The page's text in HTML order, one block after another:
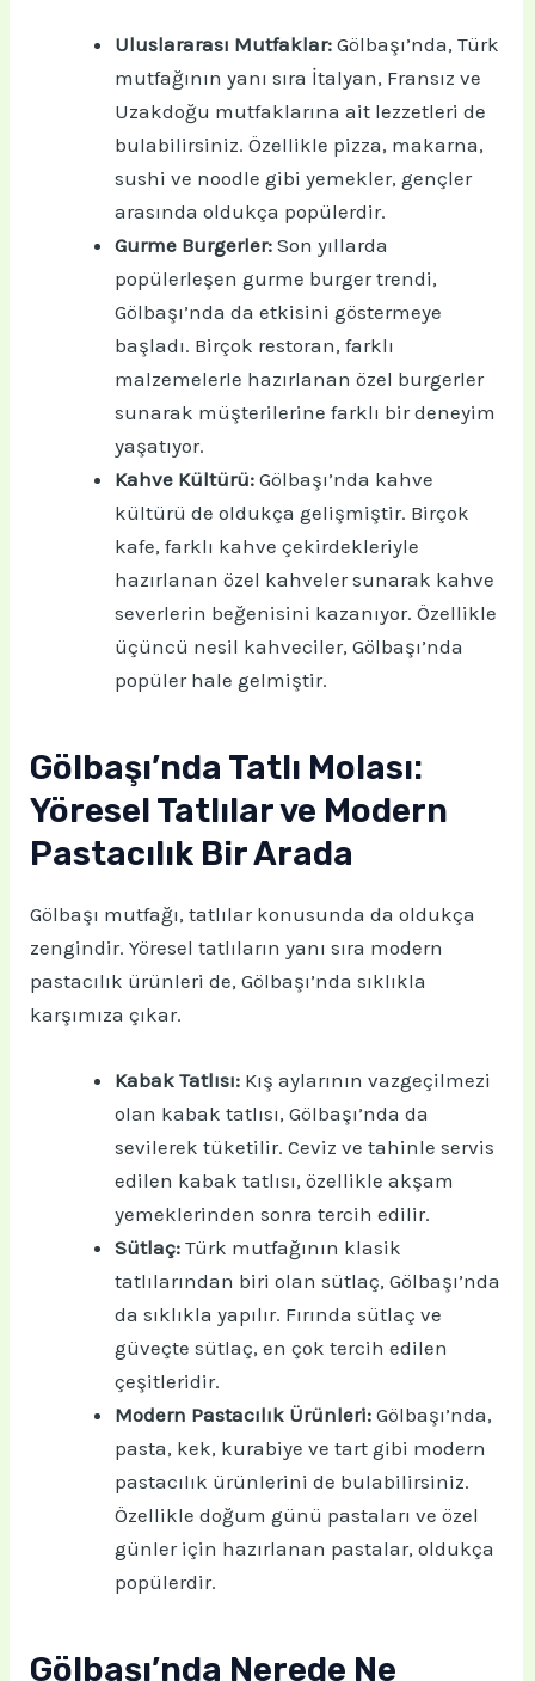
Uluslararası Mutfaklar: Gölbaşı’nda, Türk
mutfağının yanı sıra İtalyan, Fransız ve
Uzakdoğu mutfaklarına ait lezzetleri de
bulabilirsiniz. Özellikle pizza, makarna,
sushi ve noodle gibi yemekler, gençler
arasında oldukça popülerdir.
Gurme Burgerler: Son yıllarda
popülerleşen gurme burger trendi,
Gölbaşı’nda da etkisini göstermeye
başladı. Birçok restoran, farklı
malzemelerle hazırlanan özel burgerler
sunarak müşterilerine farklı bir deneyim
yaşatıyor.
Kahve Kültürü: Gölbaşı’nda kahve
kültürü de oldukça gelişmiştir. Birçok
kafe, farklı kahve çekirdekleriyle
hazırlanan özel kahveler sunarak kahve
severlerin beğenisini kazanıyor. Özellikle
üçüncü nesil kahveciler, Gölbaşı’nda
popüler hale gelmiştir.
Gölbaşı’nda Tatlı Molası:
Yöresel Tatlılar ve Modern
Pastacılık Bir Arada
Gölbaşı mutfağı, tatlılar konusunda da oldukça
zengindir. Yöresel tatlıların yanı sıra modern
pastacılık ürünleri de, Gölbaşı’nda sıklıkla
karşımıza çıkar.
Kabak Tatlısı: Kış aylarının vazgeçilmezi
olan kabak tatlısı, Gölbaşı’nda da
sevilerek tüketilir. Ceviz ve tahinle servis
edilen kabak tatlısı, özellikle akşam
yemeklerinden sonra tercih edilir.
Sütlaç: Türk mutfağının klasik
tatlılarından biri olan sütlaç, Gölbaşı’nda
da sıklıkla yapılır. Fırında sütlaç ve
güveçte sütlaç, en çok tercih edilen
çeşitleridir.
Modern Pastacılık Ürünleri: Gölbaşı’nda,
pasta, kek, kurabiye ve tart gibi modern
pastacılık ürünlerini de bulabilirsiniz.
Özellikle doğum günü pastaları ve özel
günler için hazırlanan pastalar, oldukça
popülerdir.
Gölbaşı’nda Nerede Ne